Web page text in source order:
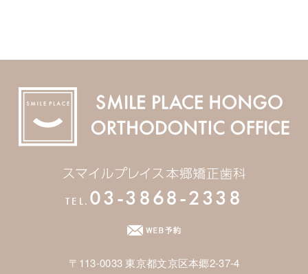
TEL. 03-3868-2338
〒113-0033 東京都文京区本郷2-37-4